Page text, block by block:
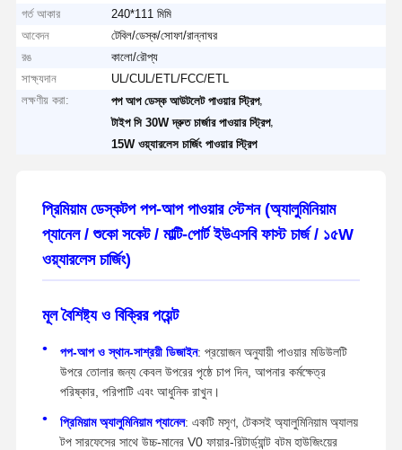
গর্ত আকার
240*111 মিমি
আবেদন
টেবিল/ডেস্ক/সোফা/রান্নাঘর
রঙ
কালো/রৌপ্য
সাক্ষ্যদান
UL/CUL/ETL/FCC/ETL
লক্ষণীয় করা:
পপ আপ ডেস্ক আউটলেট পাওয়ার স্ট্রিপ,
টাইপ সি 30W দ্রুত চার্জার পাওয়ার স্ট্রিপ,
15W ওয়্যারলেস চার্জিং পাওয়ার স্ট্রিপ
প্রিমিয়াম ডেস্কটপ পপ-আপ পাওয়ার স্টেশন (অ্যালুমিনিয়াম
প্যানেল / শুকো সকেট / মাল্টি-পোর্ট ইউএসবি ফাস্ট চার্জ / ১৫W
ওয়্যারলেস চার্জিং)
মূল বৈশিষ্ট্য ও বিক্রির পয়েন্ট
পপ-আপ ও স্থান-সাশ্রয়ী ডিজাইন: প্রয়োজন অনুযায়ী পাওয়ার মডিউলটি
উপরে তোলার জন্য কেবল উপরের পৃষ্ঠে চাপ দিন, আপনার কর্মক্ষেত্র
পরিষ্কার, পরিপাটি এবং আধুনিক রাখুন।
প্রিমিয়াম অ্যালুমিনিয়াম প্যানেল: একটি মসৃণ, টেকসই অ্যালুমিনিয়াম অ্যালয়
টপ সারফেসের সাথে উচ্চ-মানের V0 ফায়ার-রিটার্ড্যান্ট বটম হাউজিংয়ের